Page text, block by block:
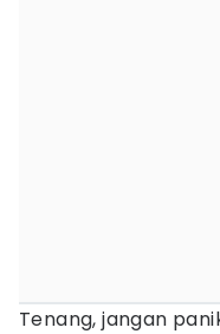
Tenang, jangan